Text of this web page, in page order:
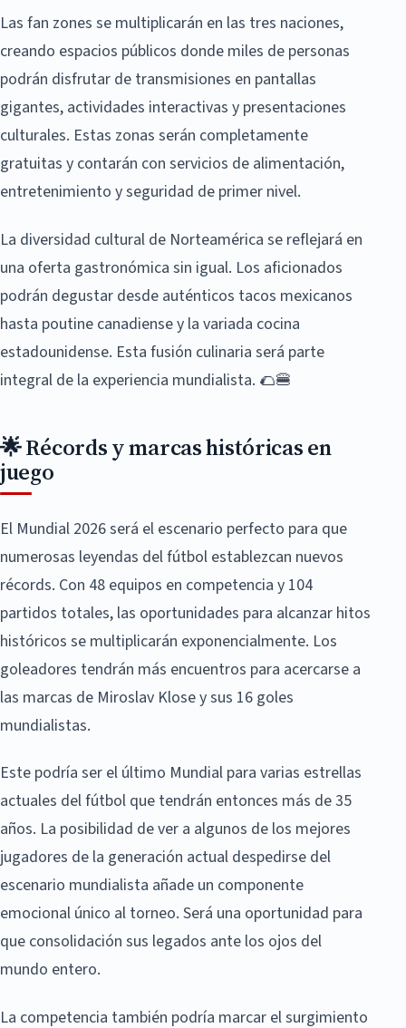
Las fan zones se multiplicarán en las tres naciones,
creando espacios públicos donde miles de personas
podrán disfrutar de transmisiones en pantallas
gigantes, actividades interactivas y presentaciones
culturales. Estas zonas serán completamente
gratuitas y contarán con servicios de alimentación,
entretenimiento y seguridad de primer nivel.
La diversidad cultural de Norteamérica se reflejará en
una oferta gastronómica sin igual. Los aficionados
podrán degustar desde auténticos tacos mexicanos
hasta poutine canadiense y la variada cocina
estadounidense. Esta fusión culinaria será parte
integral de la experiencia mundialista. 🌮🍔
🌟 Récords y marcas históricas en
juego
El Mundial 2026 será el escenario perfecto para que
numerosas leyendas del fútbol establezcan nuevos
récords. Con 48 equipos en competencia y 104
partidos totales, las oportunidades para alcanzar hitos
históricos se multiplicarán exponencialmente. Los
goleadores tendrán más encuentros para acercarse a
las marcas de Miroslav Klose y sus 16 goles
mundialistas.
Este podría ser el último Mundial para varias estrellas
actuales del fútbol que tendrán entonces más de 35
años. La posibilidad de ver a algunos de los mejores
jugadores de la generación actual despedirse del
escenario mundialista añade un componente
emocional único al torneo. Será una oportunidad para
que consolidación sus legados ante los ojos del
mundo entero.
La competencia también podría marcar el surgimiento